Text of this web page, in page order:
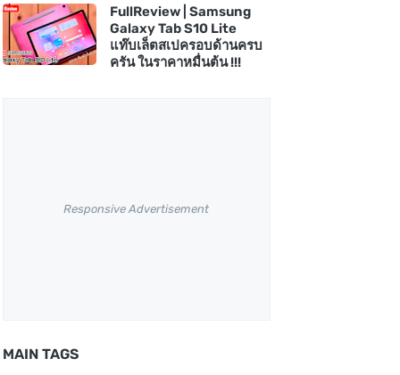
FullReview | Samsung
Galaxy Tab S10 Lite
แท๊บเล็ตสเปครอบด้านครบ
ครัน ในราคาหมื่นต้น !!!
Responsive Advertisement
MAIN TAGS